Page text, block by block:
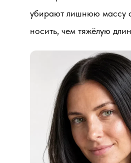
убирают лишнюю массу с
носить, чем тяжёлую